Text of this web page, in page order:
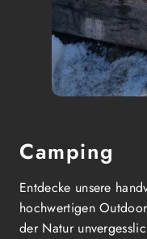
Camping
Entdecke unsere
hochwertigen
der Natur